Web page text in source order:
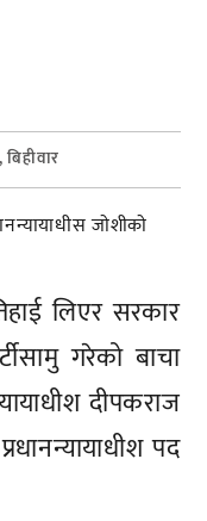
लिएर सरकार
गरेको बाचा
दीपकराज
पद